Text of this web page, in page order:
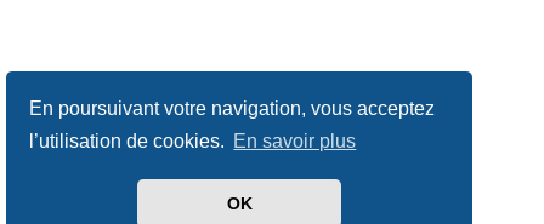
En poursuivant votre navigation, vous acceptez
l’utilisation de cookies. En savoir plus
OK